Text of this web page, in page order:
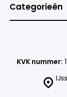
Categorieën
KVK nummer: